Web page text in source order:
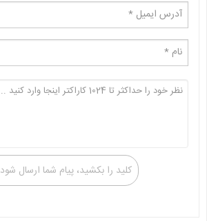
کلید را بکشید، پیام شما ارسال شود